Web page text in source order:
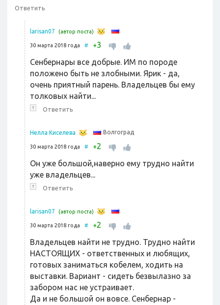
Ответить
larisan07 (автор поста)
30 марта 2018 года # +3
Сенбернары все добрые. ИМ по породе
положено быть не злобными. Ярик - да,
очень приятный парень. Владельцев бы ему
толковых найти...
↑ Ответить
Нелла Киселева Волгоград
30 марта 2018 года # +2
Он уже большой,наверно ему трудно найти
уже владельцев...
↑ Ответить
larisan07 (автор поста)
30 марта 2018 года # +2
Владельцев найти не трудно. Трудно найти
НАСТОЯЩИХ - ответственных и любящих,
готовых заниматься кобелем, ходить на
выставки. Вариант - сидеть безвылазно за
забором нас не устраивает.
Да и не большой он вовсе. Сенбернар -